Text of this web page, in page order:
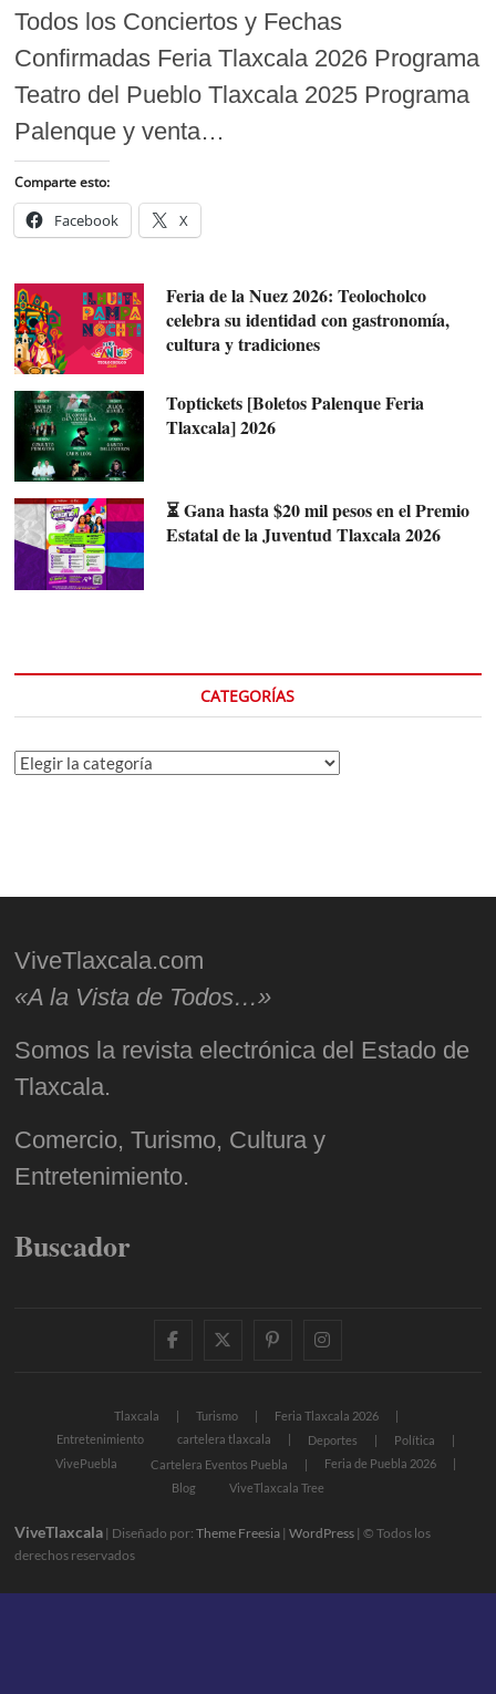
Todos los Conciertos y Fechas
Confirmadas Feria Tlaxcala 2026 Programa
Teatro del Pueblo Tlaxcala 2025 Programa
Palenque y venta…
Comparte esto:
Facebook X
Feria de la Nuez 2026: Teolocholco
celebra su identidad con gastronomía,
cultura y tradiciones
Toptickets [Boletos Palenque Feria
Tlaxcala] 2026
⏳ Gana hasta $20 mil pesos en el Premio
Estatal de la Juventud Tlaxcala 2026
CATEGORÍAS
Categorías
ViveTlaxcala.com
«A la Vista de Todos…»
Somos la revista electrónica del Estado de
Tlaxcala.
Comercio, Turismo, Cultura y
Entretenimiento.
Buscador
facebooktwitter
pinterestinstagram
Tlaxcala Turismo
Feria Tlaxcala 2026
Entretenimiento
cartelera tlaxcala Deportes
Política
VivePuebla
Cartelera Eventos Puebla
Feria de Puebla 2026
Blog
ViveTlaxcala Tree
ViveTlaxcala | Diseñado por:Theme Freesia |WordPress | © Todos los
derechos reservados